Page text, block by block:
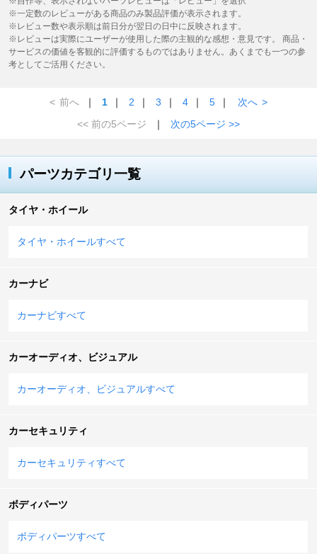
※一定数のレビューがある商品のみ製品評価が表示されます。
※レビュー数や表示順は前日分が翌日の日中に反映されます。
※レビューは実際にユーザーが使用した際の主観的な感想・意見です。 商品・
サービスの価値を客観的に評価するものではありません。あくまでも一つの参
考としてご活用ください。
< 前へ ｜ 1 ｜ 2 ｜ 3 ｜ 4 ｜ 5 ｜ 次へ >
<< 前の5ページ
｜ 次の5ページ >>
パーツカテゴリ一覧
タイヤ・ホイール
タイヤ・ホイールすべて
カーナビ
カーナビすべて
カーオーディオ、ビジュアル
カーオーディオ、ビジュアルすべて
カーセキュリティ
カーセキュリティすべて
ボディパーツ
ボディパーツすべて